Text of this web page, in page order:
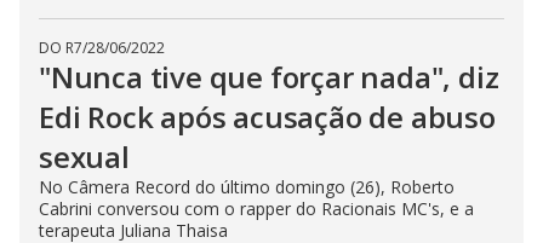
DO R7/28/06/2022
"Nunca tive que forçar nada", diz
Edi Rock após acusação de abuso
sexual
No Câmera Record do último domingo (26), Roberto
Cabrini conversou com o rapper do Racionais MC's, e a
terapeuta Juliana Thaisa